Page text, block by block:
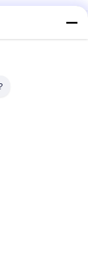
0,06Mm
Kemurnian
Untuk Sensor